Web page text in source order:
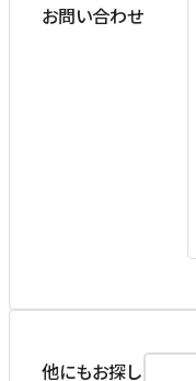
お問い合わせ
他にもお探し